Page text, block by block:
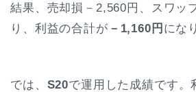
結果、売却損－2,560円、スワッ
り、利益の合計が －1,160円 にな
では、 S20で運用した成績です。